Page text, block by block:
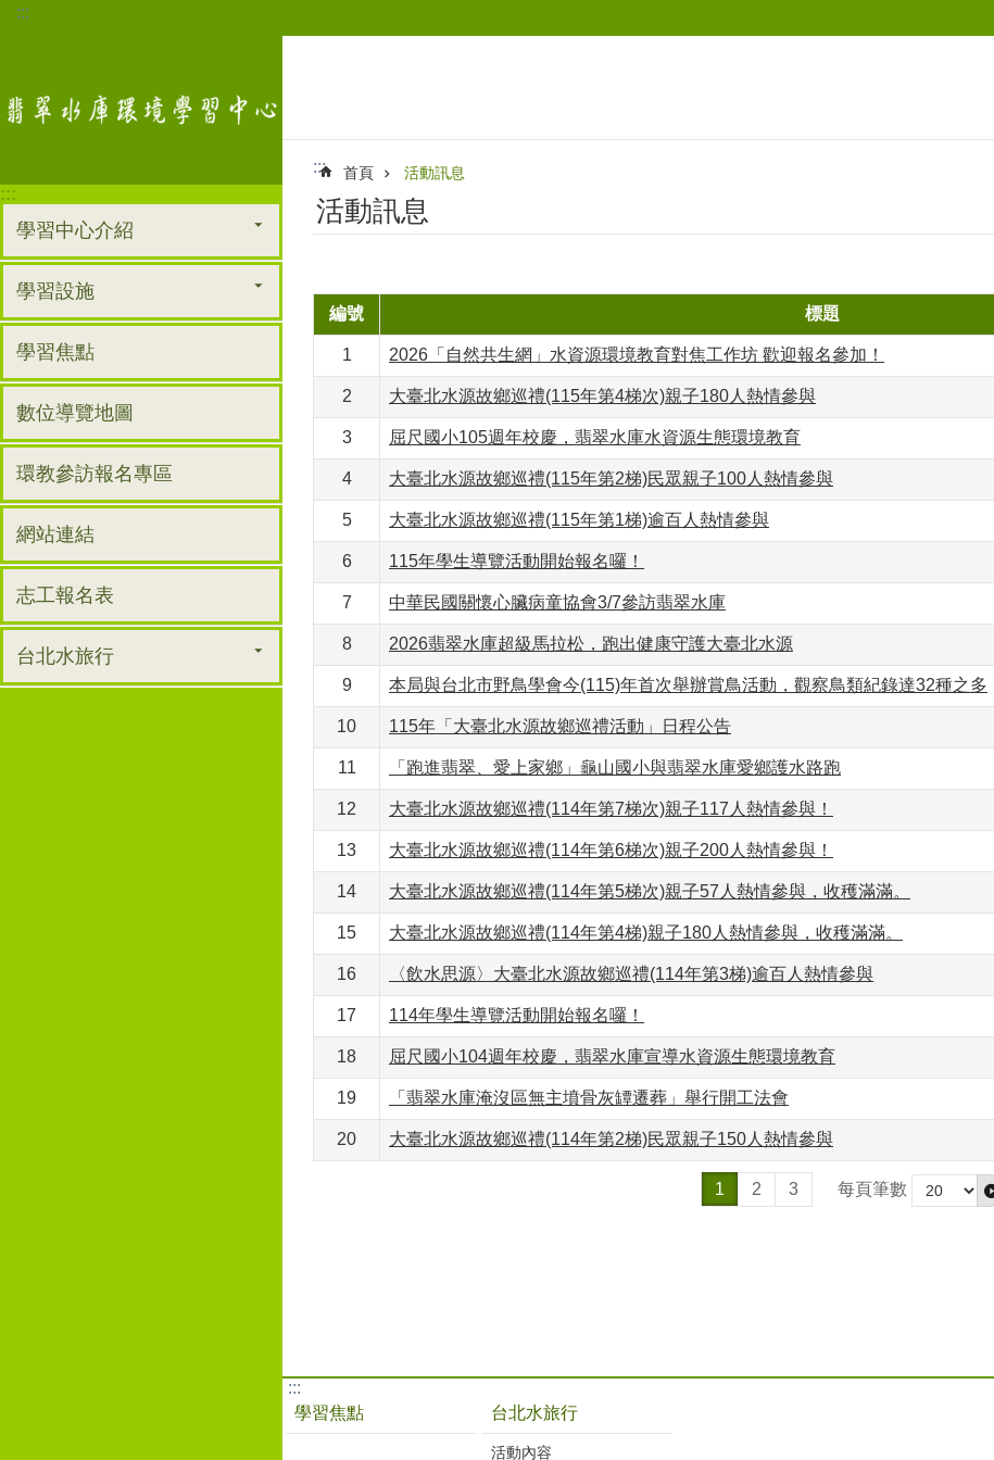
跳到主要內容區塊
:::
:::
學習中心介紹
學習設施
學習焦點
數位導覽地圖
環教參訪報名專區
網站連結
志工報名表
台北水旅行
::: 首頁 活動訊息
活動訊息
編號 標題
1 2026「自然共生網」水資源環境教育對焦工作坊 歡迎報名參加！
2 大臺北水源故鄉巡禮(115年第4梯次)親子180人熱情參與
3 屈尺國小105週年校慶，翡翠水庫水資源生態環境教育
4 大臺北水源故鄉巡禮(115年第2梯)民眾親子100人熱情參與
5 大臺北水源故鄉巡禮(115年第1梯)逾百人熱情參與
6 115年學生導覽活動開始報名囉！
7 中華民國關懷心臟病童協會3/7參訪翡翠水庫
8 2026翡翠水庫超級馬拉松，跑出健康守護大臺北水源
9 本局與台北市野鳥學會今(115)年首次舉辦賞鳥活動，觀察鳥類紀錄達32種之多
10 115年「大臺北水源故鄉巡禮活動」日程公告
11 「跑進翡翠、愛上家鄉」龜山國小與翡翠水庫愛鄉護水路跑
12 大臺北水源故鄉巡禮(114年第7梯次)親子117人熱情參與！
13 大臺北水源故鄉巡禮(114年第6梯次)親子200人熱情參與！
14 大臺北水源故鄉巡禮(114年第5梯次)親子57人熱情參與，收穫滿滿。
15 大臺北水源故鄉巡禮(114年第4梯)親子180人熱情參與，收穫滿滿。
16 〈飲水思源〉大臺北水源故鄉巡禮(114年第3梯)逾百人熱情參與
17 114年學生導覽活動開始報名囉！
18 屈尺國小104週年校慶，翡翠水庫宣導水資源生態環境教育
19 「翡翠水庫淹沒區無主墳骨灰罈遷葬」舉行開工法會
20 大臺北水源故鄉巡禮(114年第2梯)民眾親子150人熱情參與
1 2 3 每頁筆數
:::
學習焦點
台北水旅行
活動內容